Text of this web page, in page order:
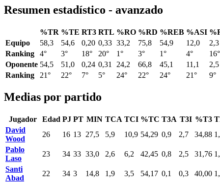
Resumen estadístico - avanzado
%TR %TE RT3 RTL %RO %RD %REB %ASI
Equipo
58,3 54,6 0,20 0,33 33,2 75,8 54,9 12,0
2,3
Ranking
4° 3° 18° 20° 1° 3° 1° 4°
16°
Oponente 54,5 51,0 0,24 0,31 24,2 66,8 45,1 11,1
2,5
Ranking
21° 22° 7° 5° 24° 22° 24° 21° 9°
Medias por partido
Jugador Edad PJ PT MIN TCA TCI %TC T3A T3I %T3
David
Wood
26 16 13 27,5 5,9 10,9 54,29 0,9 2,7 34,88
Pablo
Laso
23 34 33 33,0 2,6 6,2 42,45 0,8 2,5 31,76
Santi
Abad
22 34 3 14,8 1,9 3,5 54,17 0,1 0,3 40,00